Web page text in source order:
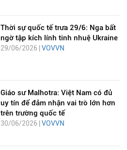
Thời sự quốc tế trưa 29/6: Nga bất
ngờ tập kích lính tinh nhuệ Ukraine
29/06/2026 | VOVVN
Giáo sư Malhotra: Việt Nam có đủ
uy tín để đảm nhận vai trò lớn hơn
trên trường quốc tế
30/06/2026 | VOVVN